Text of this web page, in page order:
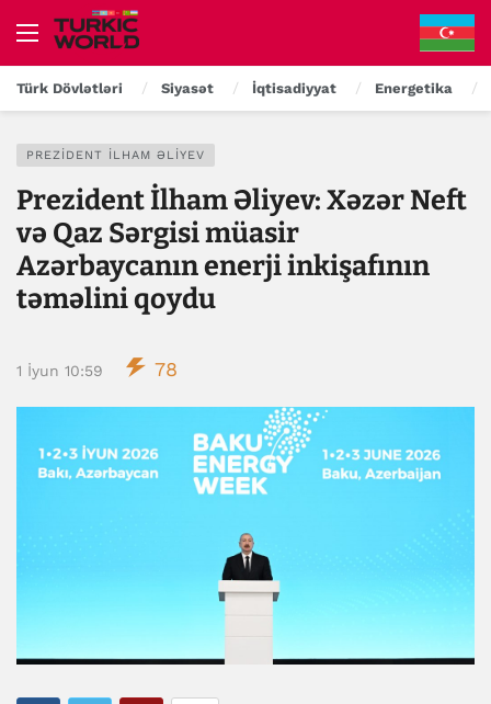
Türk Dövlətləri Siyasət İqtisadiyyat Energetika
PREZIDENT İLHAM ƏLIYEV
Prezident İlham Əliyev: Xəzər Neft
və Qaz Sərgisi müasir
Azərbaycanın enerji inkişafının
təməlini qoydu
1 İyun 10:59 78